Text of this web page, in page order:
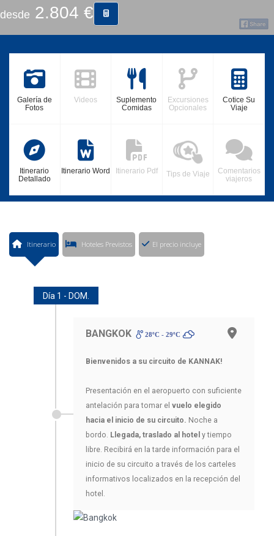
desde 2.804 €
Galería de
Fotos
Videos
Suplemento
Comidas
Excursiones
Opcionales
Cotice Su
Viaje
Itinerario
Detallado
Itinerario Word Itinerario Pdf Tips de Viaje
Comentarios
viajeros
Itinerario Hoteles Previstos El precio incluye
Día 1 - DOM.
BANGKOK 28ºC - 29ºC
Bienvenidos a su circuito de KANNAK!
Presentación en el aeropuerto con suficiente
antelación para tomar el vuelo elegido
hacia el inicio de su circuito. Noche a
bordo. Llegada, traslado al hotel y tiempo
libre. Recibirá en la tarde información para el
inicio de su circuito a través de los carteles
informativos localizados en la recepción del
hotel.